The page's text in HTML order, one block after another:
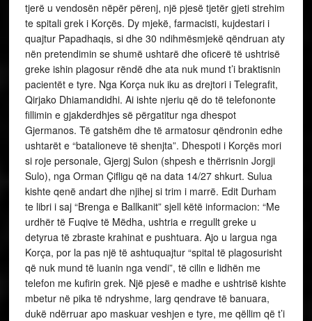
tjerë u vendosën nëpër përenj, një pjesë tjetër gjeti strehim
te spitali grek i Korçës. Dy mjekë, farmacisti, kujdestari i
quajtur Papadhaqis, si dhe 30 ndihmësmjekë qëndruan aty
nën pretendimin se shumë ushtarë dhe oficerë të ushtrisë
greke ishin plagosur rëndë dhe ata nuk mund t’i braktisnin
pacientët e tyre. Nga Korça nuk iku as drejtori i Telegrafit,
Qirjako Dhiamandidhi. Ai ishte njeriu që do të telefononte
fillimin e gjakderdhjes së përgatitur nga dhespot
Gjermanos. Të gatshëm dhe të armatosur qëndronin edhe
ushtarët e “batalioneve të shenjta”. Dhespoti i Korçës mori
si roje personale, Gjergj Sulon (shpesh e thërrisnin Jorgji
Sulo), nga Orman Çifligu që na data 14/27 shkurt. Sulua
kishte qenë andart dhe njihej si trim i marrë. Edit Durham
te libri i saj “Brenga e Ballkanit” sjell këtë informacion: “Me
urdhër të Fuqive të Mëdha, ushtria e rregullt greke u
detyrua të zbraste krahinat e pushtuara. Ajo u largua nga
Korça, por la pas një të ashtuquajtur “spital të plagosurisht
që nuk mund të luanin nga vendi”, të cilin e lidhën me
telefon me kufirin grek. Një pjesë e madhe e ushtrisë kishte
mbetur në pika të ndryshme, larg qendrave të banuara,
dukë ndërruar apo maskuar veshjen e tyre, me qëllim që t’i